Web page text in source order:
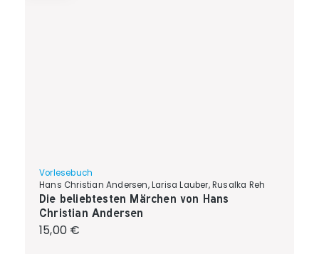
Vorlesebuch
Hans Christian Andersen, Larisa Lauber, Rusalka Reh
Die beliebtesten Märchen von Hans
Christian Andersen
Regulärer Preis:
15,00 €